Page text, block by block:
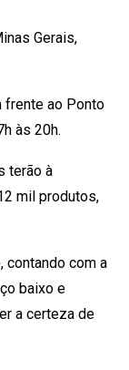
Gerais,
frente ao Ponto
às 20h.
terão à
mil produtos,
contando com a
baixo e
a certeza de